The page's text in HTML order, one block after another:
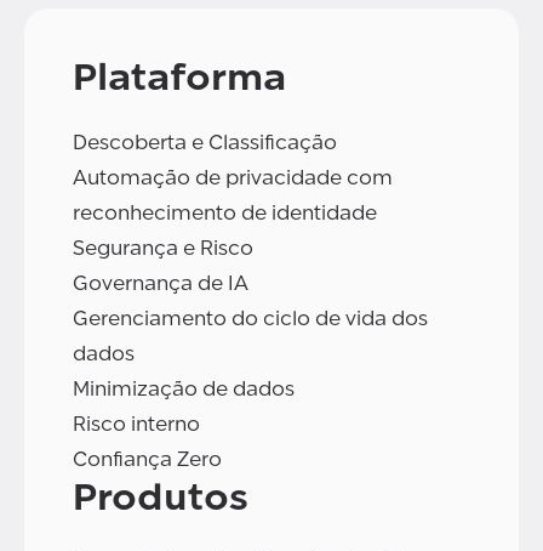
Plataforma
Descoberta e Classificação
Automação de privacidade com
reconhecimento de identidade
Segurança e Risco
Governança de IA
Gerenciamento do ciclo de vida dos
dados
Minimização de dados
Risco interno
Confiança Zero
Produtos